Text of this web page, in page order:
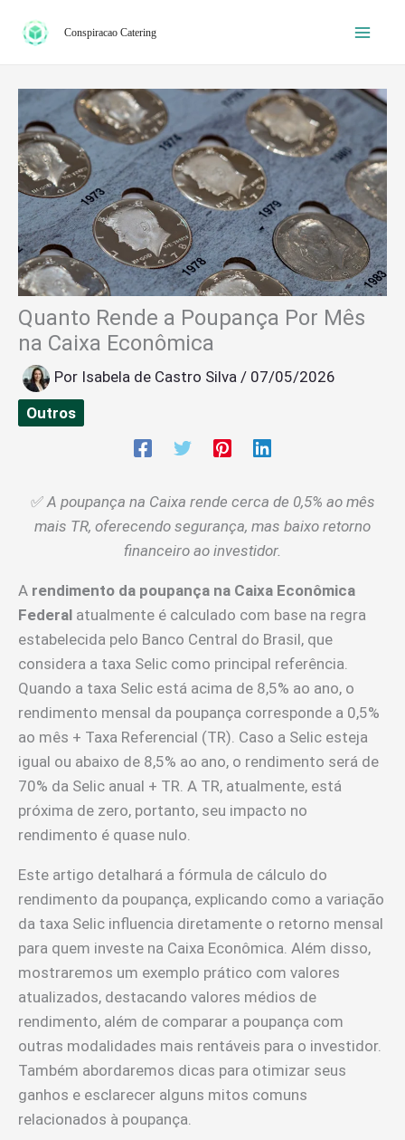
para
conteúdo
Conspiracao Catering
Quanto Rende a Poupança Por Mês
na Caixa Econômica
Por Isabela de Castro Silva / 07/05/2026
Outros
✅A poupança na Caixa rende cerca de 0,5% ao mês
mais TR, oferecendo segurança, mas baixo retorno
financeiro ao investidor.
A rendimento da poupança na Caixa Econômica
Federal atualmente é calculado com base na regra
estabelecida pelo Banco Central do Brasil, que
considera a taxa Selic como principal referência.
Quando a taxa Selic está acima de 8,5% ao ano, o
rendimento mensal da poupança corresponde a 0,5%
ao mês + Taxa Referencial (TR). Caso a Selic esteja
igual ou abaixo de 8,5% ao ano, o rendimento será de
70% da Selic anual + TR. A TR, atualmente, está
próxima de zero, portanto, seu impacto no
rendimento é quase nulo.
Este artigo detalhará a fórmula de cálculo do
rendimento da poupança, explicando como a variação
da taxa Selic influencia diretamente o retorno mensal
para quem investe na Caixa Econômica. Além disso,
mostraremos um exemplo prático com valores
atualizados, destacando valores médios de
rendimento, além de comparar a poupança com
outras modalidades mais rentáveis para o investidor.
Também abordaremos dicas para otimizar seus
ganhos e esclarecer alguns mitos comuns
relacionados à poupança.